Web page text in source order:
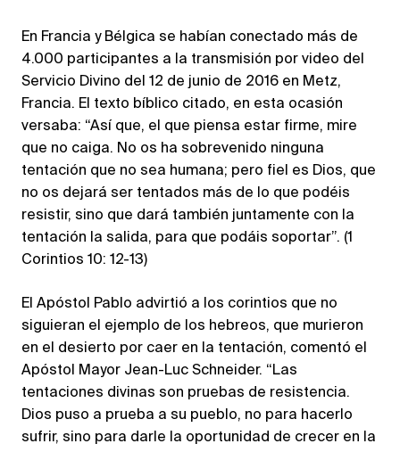
En Francia y Bélgica se habían conectado más de
4.000 participantes a la transmisión por video del
Servicio Divino del 12 de junio de 2016 en Metz,
Francia. El texto bíblico citado, en esta ocasión
versaba: “Así que, el que piensa estar firme, mire
que no caiga. No os ha sobrevenido ninguna
tentación que no sea humana; pero fiel es Dios, que
no os dejará ser tentados más de lo que podéis
resistir, sino que dará también juntamente con la
tentación la salida, para que podáis soportar”. (1
Corintios 10: 12-13)
El Apóstol Pablo advirtió a los corintios que no
siguieran el ejemplo de los hebreos, que murieron
en el desierto por caer en la tentación, comentó el
Apóstol Mayor Jean-Luc Schneider. “Las
tentaciones divinas son pruebas de resistencia.
Dios puso a prueba a su pueblo, no para hacerlo
sufrir, sino para darle la oportunidad de crecer en la